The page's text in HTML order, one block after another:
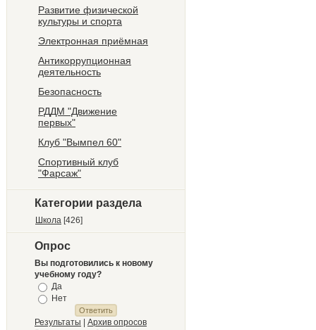
Развитие физической
культуры и спорта
Электронная приёмная
Антикоррупционная
деятельность
Безопасность
РДДМ "Движение
первых"
Клуб "Вымпел 60"
Спортивный клуб
"Фарсаж"
Категории раздела
Школа [426]
Опрос
Вы подготовились к новому
учебному году?
Да
Нет
Результаты | Архив опросов